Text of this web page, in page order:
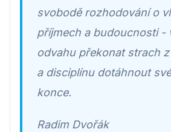
svobodě rozhodování o
příjmech a budoucnosti -
odvahu překonat strach
a disciplínu dotáhnout
konce.
Radim Dvořák